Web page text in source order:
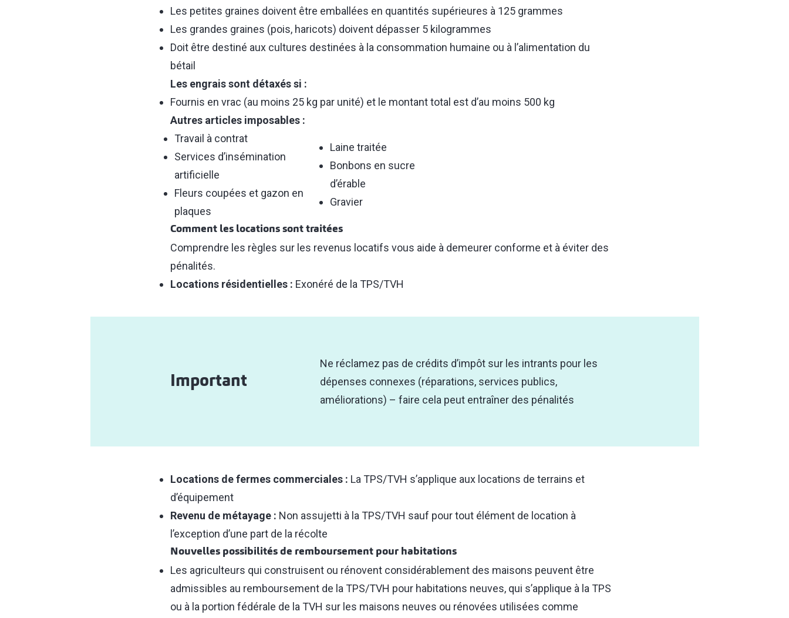
Les petites graines doivent être emballées en quantités supérieures à 125 grammes
Les grandes graines (pois, haricots) doivent dépasser 5 kilogrammes
Doit être destiné aux cultures destinées à la consommation humaine ou à l’alimentation du
bétail
Les engrais sont détaxés si :
Fournis en vrac (au moins 25 kg par unité) et le montant total est d’au moins 500 kg
Autres articles imposables :
Travail à contrat
Services d’insémination
artificielle
Fleurs coupées et gazon en
plaques
Laine traitée
Bonbons en sucre
d’érable
Gravier
Comment les locations sont traitées
Comprendre les règles sur les revenus locatifs vous aide à demeurer conforme et à éviter des
pénalités.
Locations résidentielles : Exonéré de la TPS/TVH
Important
Ne réclamez pas de crédits d’impôt sur les intrants pour les
dépenses connexes (réparations, services publics,
améliorations) – faire cela peut entraîner des pénalités
Locations de fermes commerciales : La TPS/TVH s’applique aux locations de terrains et
d’équipement
Revenu de métayage : Non assujetti à la TPS/TVH sauf pour tout élément de location à
l’exception d’une part de la récolte
Nouvelles possibilités de remboursement pour habitations
Les agriculteurs qui construisent ou rénovent considérablement des maisons peuvent être
admissibles au remboursement de la TPS/TVH pour habitations neuves, qui s’applique à la TPS
ou à la portion fédérale de la TVH sur les maisons neuves ou rénovées utilisées comme